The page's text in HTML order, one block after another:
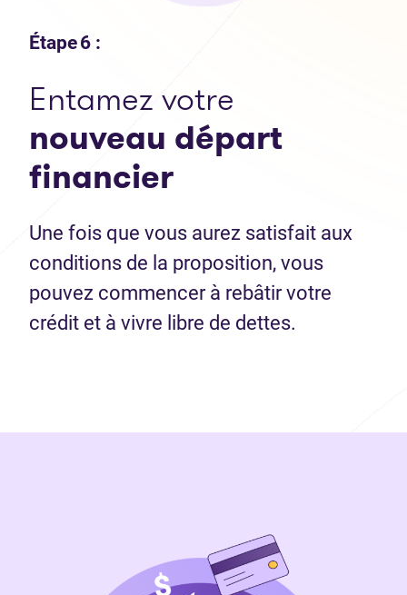
Étape 6 :
Entamez votre
nouveau départ
financier
Une fois que vous aurez satisfait aux
conditions de la proposition, vous
pouvez commencer à rebâtir votre
crédit et à vivre libre de dettes.